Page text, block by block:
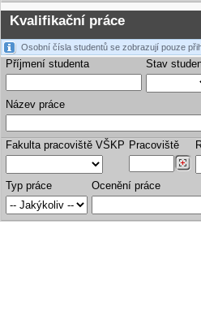
Kvalifikační práce
Osobní čísla studentů se zobrazují pouze
Příjmení studenta Stav
Název práce
Fakulta pracoviště VŠKP Pracoviště
Typ práce Ocenění práce